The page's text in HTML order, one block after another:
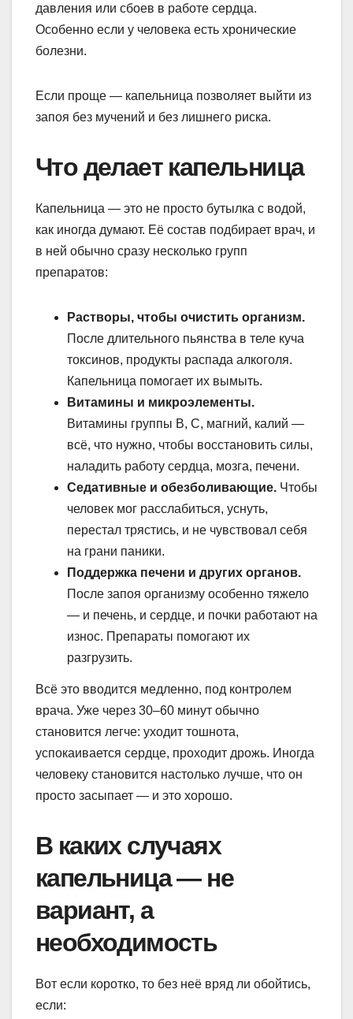
давления или сбоев в работе сердца.
Особенно если у человека есть хронические
болезни.
Если проще — капельница позволяет выйти из
запоя без мучений и без лишнего риска.
Что делает капельница
Капельница — это не просто бутылка с водой,
как иногда думают. Её состав подбирает врач, и
в ней обычно сразу несколько групп
препаратов:
Растворы, чтобы очистить организм.
После длительного пьянства в теле куча
токсинов, продукты распада алкоголя.
Капельница помогает их вымыть.
Витамины и микроэлементы.
Витамины группы В, С, магний, калий —
всё, что нужно, чтобы восстановить силы,
наладить работу сердца, мозга, печени.
Седативные и обезболивающие. Чтобы
человек мог расслабиться, уснуть,
перестал трястись, и не чувствовал себя
на грани паники.
Поддержка печени и других органов.
После запоя организму особенно тяжело
— и печень, и сердце, и почки работают на
износ. Препараты помогают их
разгрузить.
Всё это вводится медленно, под контролем
врача. Уже через 30–60 минут обычно
становится легче: уходит тошнота,
успокаивается сердце, проходит дрожь. Иногда
человеку становится настолько лучше, что он
просто засыпает — и это хорошо.
В каких случаях
капельница — не
вариант, а
необходимость
Вот если коротко, то без неё вряд ли обойтись,
если: